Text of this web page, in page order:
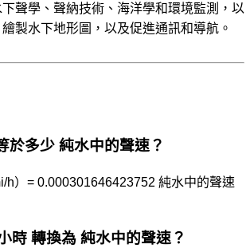
聲學、聲納技術、海洋學和環境監測，以
製水下地形圖，以及促進通訊和導航。
於多少 純水中的聲速？
h）= 0.000301646423752 純水中的聲速
時 轉換為 純水中的聲速？